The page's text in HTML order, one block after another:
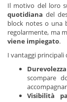
Il motivo del loro
quotidiana del
block notes o una
regolarmente, ma
viene impiegato.
I vantaggi
scompare
Visibilità